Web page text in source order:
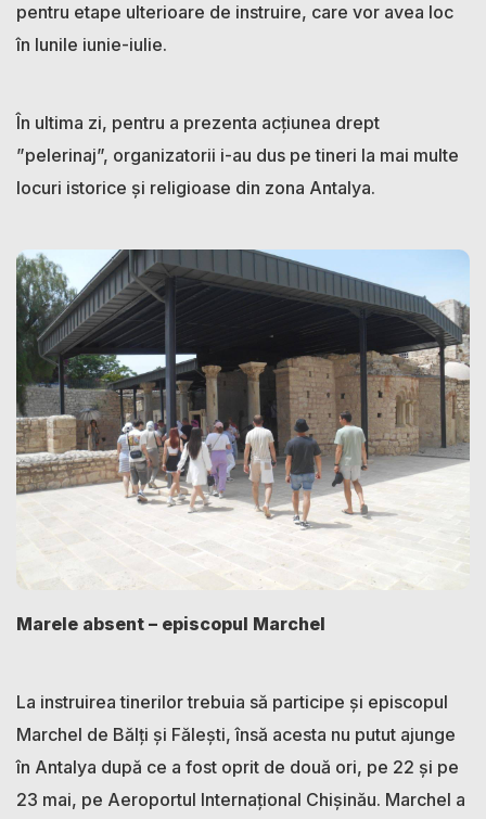
pentru etape ulterioare de instruire, care vor avea loc
în lunile iunie-iulie.
În ultima zi, pentru a prezenta acțiunea drept
”pelerinaj”, organizatorii i-au dus pe tineri la mai multe
locuri istorice și religioase din zona Antalya.
Marele absent – episcopul Marchel
La instruirea tinerilor trebuia să participe și episcopul
Marchel de Bălți și Fălești, însă acesta nu putut ajunge
în Antalya după ce a fost oprit de două ori, pe 22 și pe
23 mai, pe Aeroportul Internațional Chișinău. Marchel a